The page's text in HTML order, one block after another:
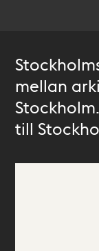
mellan
till